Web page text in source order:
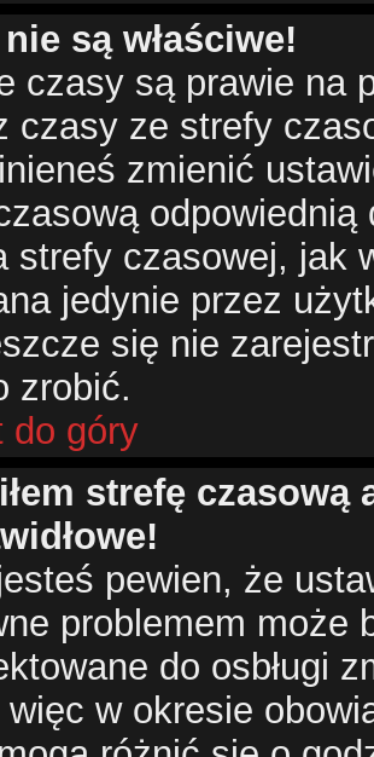
są właściwe!
czasy są prawie na
czasy ze strefy
zmienić
strefy czasowej, jak
jedynie przez
się nie
zrobić.
do góry
strefę czasową
pewien, że
problemem może
do osbługi
więc w okresie